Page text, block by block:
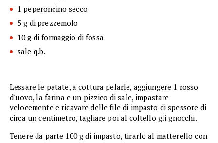
1 peperoncino secco
5 g di prezzemolo
10 g di formaggio di fossa
sale q.b.
Lessare le patate, a cottura pelarle, aggiungere 1 rosso
d'uovo, la farina e un pizzico di sale, impastare
velocemente e ricavare delle file di impasto di spessore di
circa un centimetro, tagliare poi al coltello gli gnocchi.
Tenere da parte 100 g di impasto, tirarlo al matterello con